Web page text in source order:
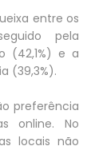
entre os
pela
(42,1%) e a
(39,3%).
preferência
online. No
locais não